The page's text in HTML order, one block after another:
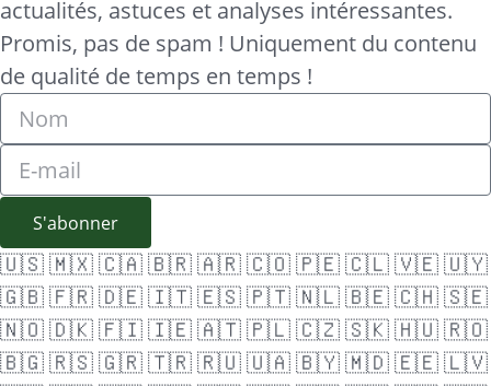
actualités, astuces et analyses intéressantes.
Promis, pas de spam ! Uniquement du contenu
de qualité de temps en temps !
S'abonner
🇺🇸🇲🇽🇨🇦🇧🇷🇦🇷🇨🇴🇵🇪🇨🇱🇻🇪🇺🇾
🇬🇧🇫🇷🇩🇪🇮🇹🇪🇸🇵🇹🇳🇱🇧🇪🇨🇭🇸🇪
🇳🇴🇩🇰🇫🇮🇮🇪🇦🇹🇵🇱🇨🇿🇸🇰🇭🇺🇷🇴
🇧🇬🇷🇸🇬🇷🇹🇷🇷🇺🇺🇦🇧🇾🇲🇩🇪🇪🇱🇻